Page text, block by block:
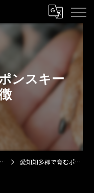
ンスキー
愛知知多郡で育むポンスキー子犬の特徴